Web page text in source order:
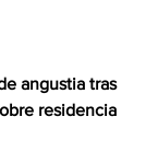
angustia tras
residencia